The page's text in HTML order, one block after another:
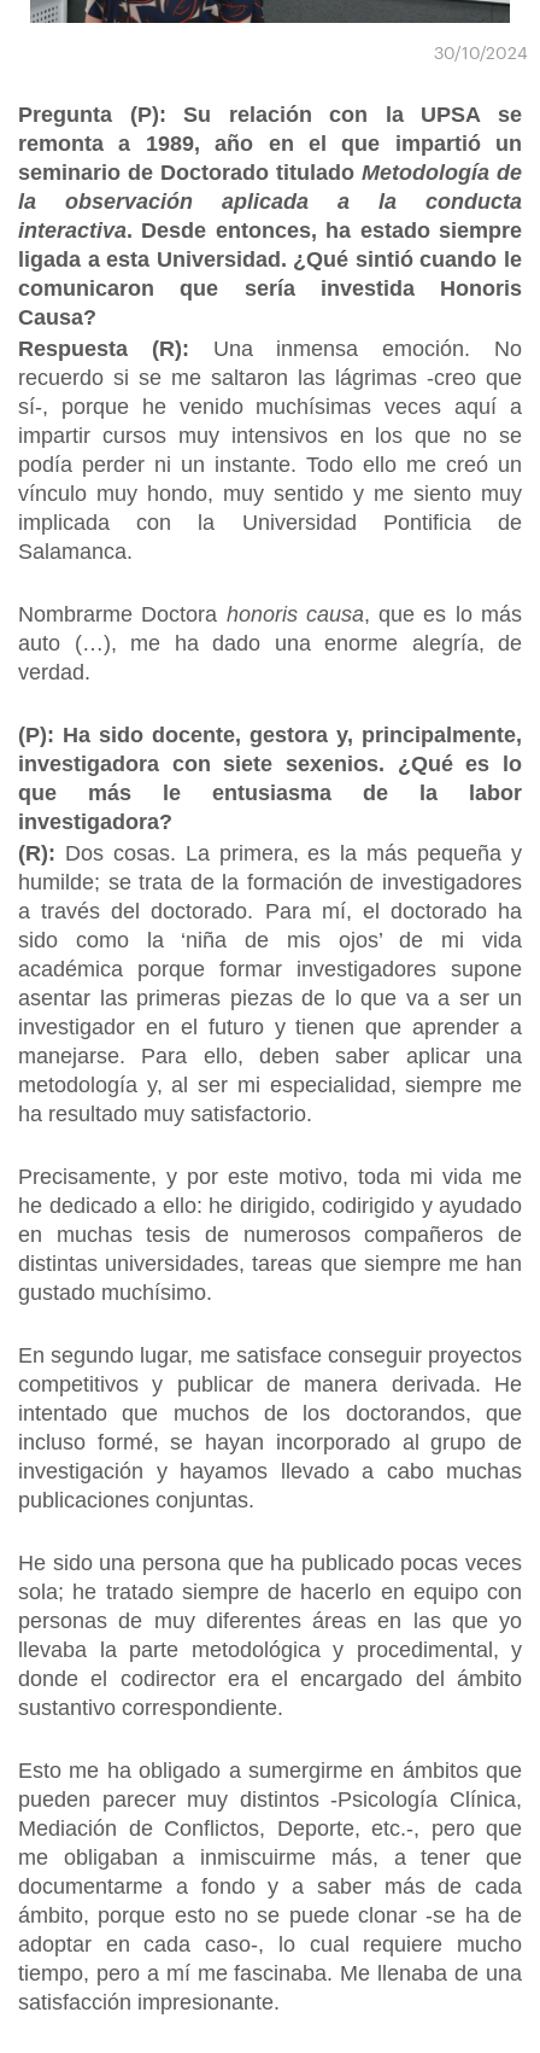
30/10/2024
Pregunta (P): Su relación con la UPSA se
remonta a 1989, año en el que impartió un
seminario de Doctorado titulado Metodología de
la observación aplicada a la conducta
interactiva. Desde entonces, ha estado siempre
ligada a esta Universidad. ¿Qué sintió cuando le
comunicaron que sería investida Honoris
Causa?
Respuesta (R): Una inmensa emoción. No
recuerdo si se me saltaron las lágrimas -creo que
sí-, porque he venido muchísimas veces aquí a
impartir cursos muy intensivos en los que no se
podía perder ni un instante. Todo ello me creó un
vínculo muy hondo, muy sentido y me siento muy
implicada con la Universidad Pontificia de
Salamanca.
Nombrarme Doctora honoris causa, que es lo más
auto (…), me ha dado una enorme alegría, de
verdad.
(P): Ha sido docente, gestora y, principalmente,
investigadora con siete sexenios. ¿Qué es lo
que más le entusiasma de la labor
investigadora?
(R): Dos cosas. La primera, es la más pequeña y
humilde; se trata de la formación de investigadores
a través del doctorado. Para mí, el doctorado ha
sido como la ‘niña de mis ojos’ de mi vida
académica porque formar investigadores supone
asentar las primeras piezas de lo que va a ser un
investigador en el futuro y tienen que aprender a
manejarse. Para ello, deben saber aplicar una
metodología y, al ser mi especialidad, siempre me
ha resultado muy satisfactorio.
Precisamente, y por este motivo, toda mi vida me
he dedicado a ello: he dirigido, codirigido y ayudado
en muchas tesis de numerosos compañeros de
distintas universidades, tareas que siempre me han
gustado muchísimo.
En segundo lugar, me satisface conseguir proyectos
competitivos y publicar de manera derivada. He
intentado que muchos de los doctorandos, que
incluso formé, se hayan incorporado al grupo de
investigación y hayamos llevado a cabo muchas
publicaciones conjuntas.
He sido una persona que ha publicado pocas veces
sola; he tratado siempre de hacerlo en equipo con
personas de muy diferentes áreas en las que yo
llevaba la parte metodológica y procedimental, y
donde el codirector era el encargado del ámbito
sustantivo correspondiente.
Esto me ha obligado a sumergirme en ámbitos que
pueden parecer muy distintos -Psicología Clínica,
Mediación de Conflictos, Deporte, etc.-, pero que
me obligaban a inmiscuirme más, a tener que
documentarme a fondo y a saber más de cada
ámbito, porque esto no se puede clonar -se ha de
adoptar en cada caso-, lo cual requiere mucho
tiempo, pero a mí me fascinaba. Me llenaba de una
satisfacción impresionante.